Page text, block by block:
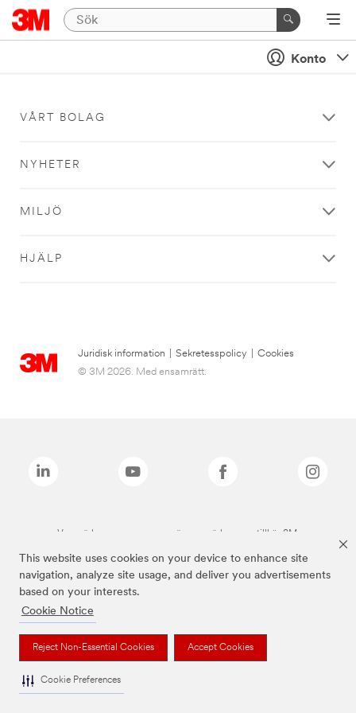
This website uses cookies on your device to enhance site
navigation, analyze site usage, and deliver you advertisements
based on your interests.
Cookie Notice
Reject Non-Essential Cookies Accept Cookies
Cookie Preferences
Konto
VÅRT BOLAG
NYHETER
MILJÖ
HJÄLP
Juridisk information Sekretesspolicy
Cookies
© 3M 2026. Med ensamrätt.
Varumärken som anges ovan är varumärken som tillhör 3M.